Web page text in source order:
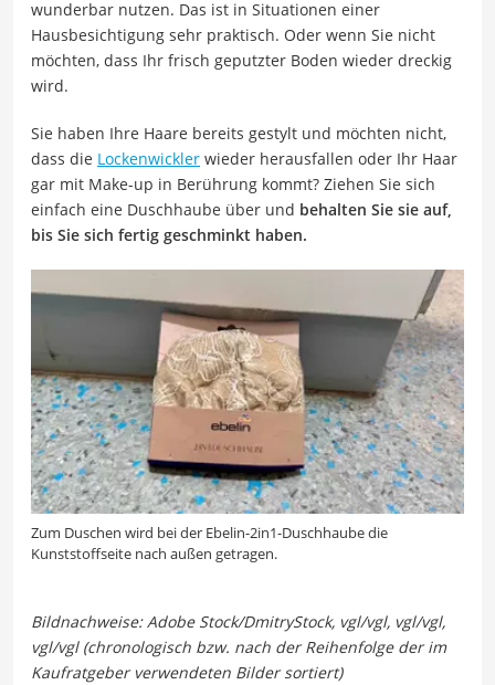
wunderbar nutzen. Das ist in Situationen einer
Hausbesichtigung sehr praktisch. Oder wenn Sie nicht
möchten, dass Ihr frisch geputzter Boden wieder dreckig
wird.
Sie haben Ihre Haare bereits gestylt und möchten nicht,
dass die Lockenwickler wieder herausfallen oder Ihr Haar
gar mit Make-up in Berührung kommt? Ziehen Sie sich
einfach eine Duschhaube über und behalten Sie sie auf,
bis Sie sich fertig geschminkt haben.
Zum Duschen wird bei der Ebelin-2in1-Duschhaube die
Kunststoffseite nach außen getragen.